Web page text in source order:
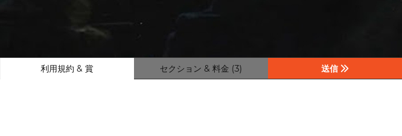
利用規約 & 賞 セクション & 料金 (3) 送信